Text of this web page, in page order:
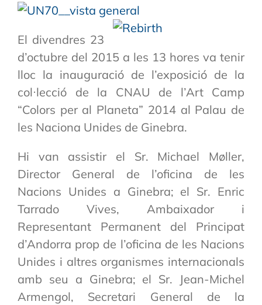
El divendres 23
d’octubre del 2015 a les 13 hores va tenir
lloc la inauguració de l’exposició de la
col·lecció de la CNAU de l’Art Camp
“Colors per al Planeta” 2014 al Palau de
les Naciona Unides de Ginebra.
Hi van assistir el Sr. Michael Møller,
Director General de l’oficina de les
Nacions Unides a Ginebra; el Sr. Enric
Tarrado Vives, Ambaixador i
Representant Permanent del Principat
d’Andorra prop de l’oficina de les Nacions
Unides i altres organismes internacionals
amb seu a Ginebra; el Sr. Jean-Michel
Armengol, Secretari General de la